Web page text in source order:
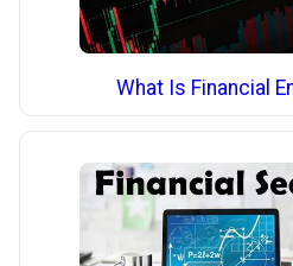
What Is Financial